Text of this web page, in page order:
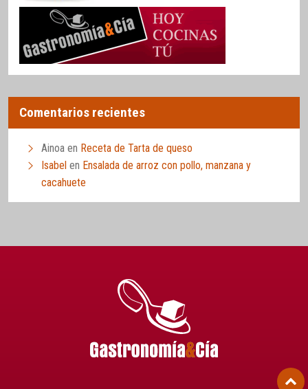
Comentarios recientes
Ainoa en Receta de Tarta de queso
Isabel en Ensalada de arroz con pollo, manzana y
cacahuete